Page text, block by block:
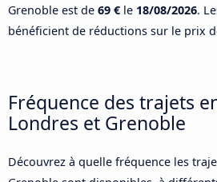
Grenoble est de 69 € le 18/08/2026.
bénéficient de réductions sur le prix
Fréquence des trajets
Londres et Grenoble
Découvrez à quelle fréquence les